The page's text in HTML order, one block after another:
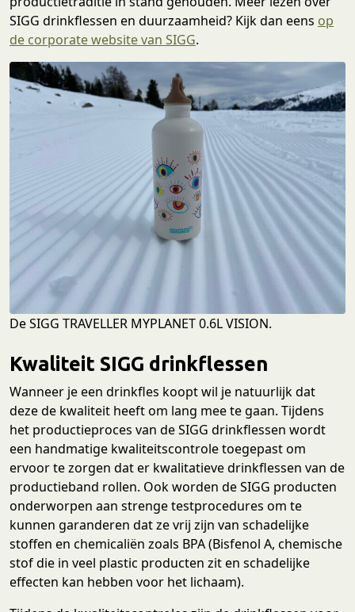
SIGG drinkflessen en duurzaamheid? Kijk dan eens op
de corporate website van SIGG.
De SIGG TRAVELLER MYPLANET 0.6L VISION.
Kwaliteit SIGG drinkflessen
Wanneer je een drinkfles koopt wil je natuurlijk dat
deze de kwaliteit heeft om lang mee te gaan. Tijdens
het productieproces van de SIGG drinkflessen wordt
een handmatige kwaliteitscontrole toegepast om
ervoor te zorgen dat er kwalitatieve drinkflessen van de
productieband rollen. Ook worden de SIGG producten
onderworpen aan strenge testprocedures om te
kunnen garanderen dat ze vrij zijn van schadelijke
stoffen en chemicaliën zoals BPA (Bisfenol A, chemische
stof die in veel plastic producten zit en schadelijke
effecten kan hebben voor het lichaam).